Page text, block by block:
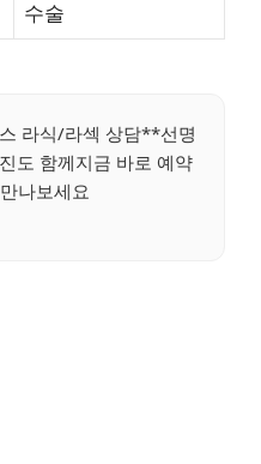
수술
라식/라섹 상담**선명
도 함께지금 바로 예약
나보세요